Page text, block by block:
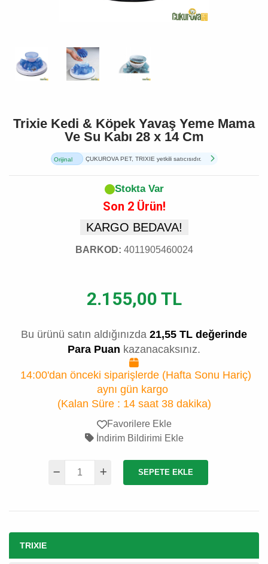
Trixie Kedi & Köpek Yavaş Yeme Mama
Ve Su Kabı 28 x 14 Cm
Orijinal
ÇUKUROVA PET, TRIXIE yetkili satıcısıdır.
Stokta Var
Son 2 Ürün!
KARGO BEDAVA!
BARKOD: 4011905460024
2.155,00 TL
Bu ürünü satın aldığınızda 21,55 TL değerinde
Para Puan kazanacaksınız.
14:00'dan önceki siparişlerde (Hafta Sonu Hariç)
aynı gün kargo
(Kalan Süre : 14 saat 38 dakika)
Favorilere Ekle
İndirim Bildirimi Ekle
SEPETE EKLE
TRIXIE